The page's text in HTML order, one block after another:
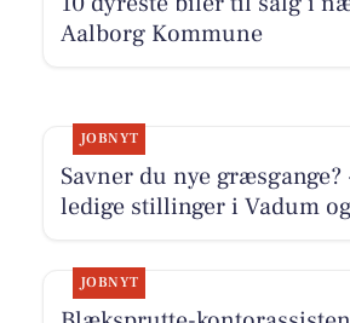
Aalborg Kommune
JOBNYT
Savner du nye
ledige stillinger i Vadum
JOBNYT